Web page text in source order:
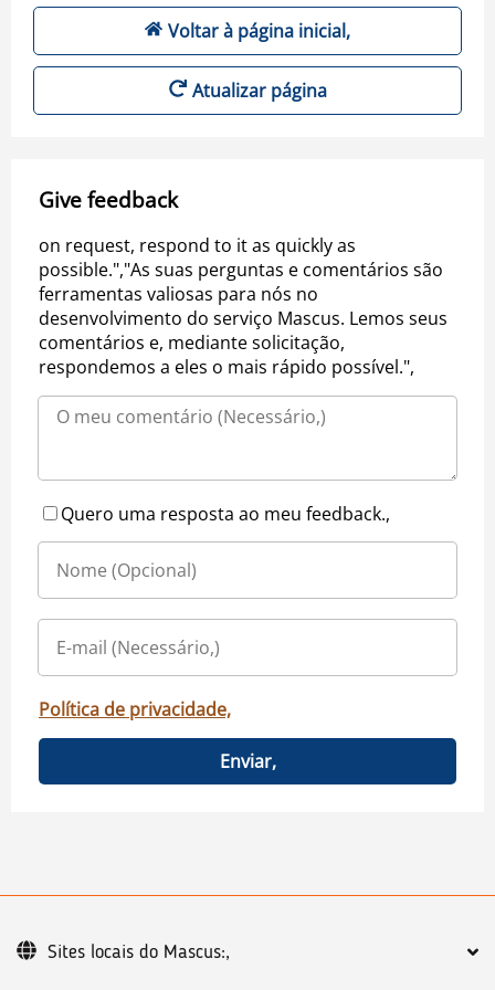
Voltar à página inicial,
Atualizar página
Give feedback
on request, respond to it as quickly as
possible.","As suas perguntas e comentários são
ferramentas valiosas para nós no
desenvolvimento do serviço Mascus. Lemos seus
comentários e, mediante solicitação,
respondemos a eles o mais rápido possível.",
Quero uma resposta ao meu feedback.,
Política de privacidade,
Enviar,
Sites locais do Mascus:,